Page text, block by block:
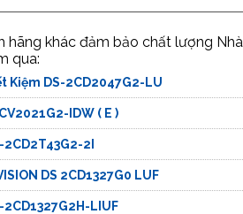
hãng khác đảm bảo chất lượng Nhà
qua:
Kiệm DS-2CD2047G2-LU
IDW ( E )
2I
DS 2CD1327G0 LUF
LIUF